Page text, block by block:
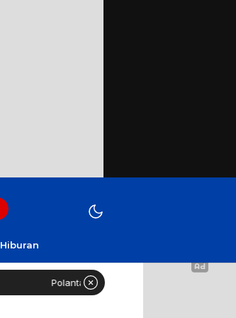
Hiburan
Polantas Sampang Imbau Latihan Gerak Jalan